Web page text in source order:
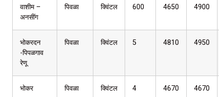
वाशीम –
अनसींग
पिवळा क्विंटल 600 4650 4900
भोकरदन
-पिपळगाव
रेणू
पिवळा क्विंटल 5 4810 4950
भोकर पिवळा क्विंटल 4 4670 4670